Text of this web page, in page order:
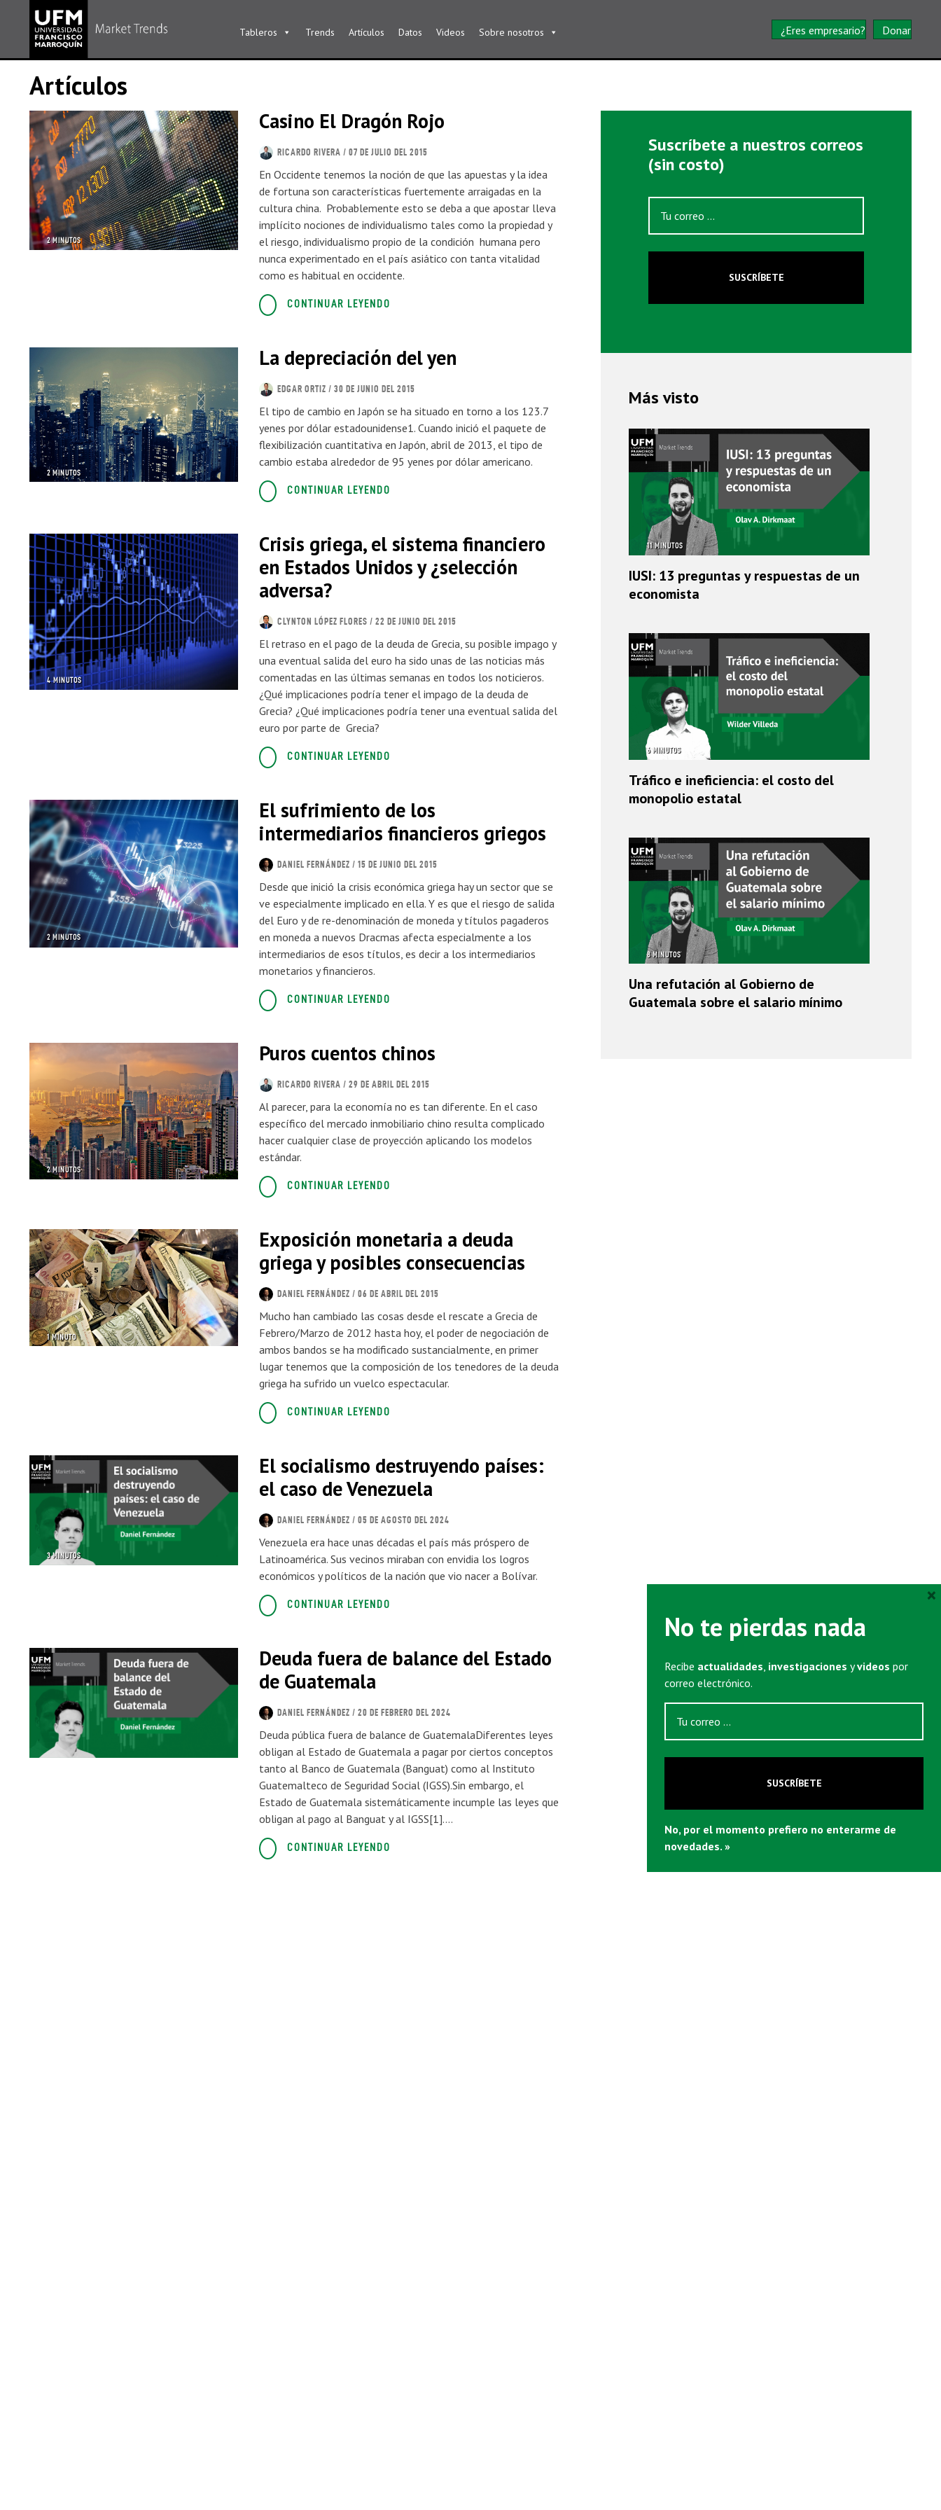
Tableros Trends Artículos Datos Videos Sobre nosotros ¿Eres empresario? Donar
Artículos
2 MINUTOS
Casino El Dragón Rojo
RICARDO RIVERA / 07 DE JULIO DEL 2015
En Occidente tenemos la noción de que las apuestas y la idea
de fortuna son características fuertemente arraigadas en la
cultura china. Probablemente esto se deba a que apostar lleva
implícito nociones de individualismo tales como la propiedad y
el riesgo, individualismo propio de la condición humana pero
nunca experimentado en el país asiático con tanta vitalidad
como es habitual en occidente.
CONTINUAR LEYENDO
2 MINUTOS
La depreciación del yen
EDGAR ORTIZ / 30 DE JUNIO DEL 2015
El tipo de cambio en Japón se ha situado en torno a los 123.7
yenes por dólar estadounidense1. Cuando inició el paquete de
flexibilización cuantitativa en Japón, abril de 2013, el tipo de
cambio estaba alrededor de 95 yenes por dólar americano.
CONTINUAR LEYENDO
4 MINUTOS
Crisis griega, el sistema financiero
en Estados Unidos y ¿selección
adversa?
CLYNTON LÓPEZ FLORES / 22 DE JUNIO DEL 2015
El retraso en el pago de la deuda de Grecia, su posible impago y
una eventual salida del euro ha sido unas de las noticias más
comentadas en las últimas semanas en todos los noticieros.
¿Qué implicaciones podría tener el impago de la deuda de
Grecia? ¿Qué implicaciones podría tener una eventual salida del
euro por parte de Grecia?
CONTINUAR LEYENDO
2 MINUTOS
El sufrimiento de los
intermediarios financieros griegos
DANIEL FERNÁNDEZ / 15 DE JUNIO DEL 2015
Desde que inició la crisis económica griega hay un sector que se
ve especialmente implicado en ella. Y es que el riesgo de salida
del Euro y de re-denominación de moneda y títulos pagaderos
en moneda a nuevos Dracmas afecta especialmente a los
intermediarios de esos títulos, es decir a los intermediarios
monetarios y financieros.
CONTINUAR LEYENDO
2 MINUTOS
Puros cuentos chinos
RICARDO RIVERA / 29 DE ABRIL DEL 2015
Al parecer, para la economía no es tan diferente. En el caso
específico del mercado inmobiliario chino resulta complicado
hacer cualquier clase de proyección aplicando los modelos
estándar.
CONTINUAR LEYENDO
1 MINUTO
Exposición monetaria a deuda
griega y posibles consecuencias
DANIEL FERNÁNDEZ / 06 DE ABRIL DEL 2015
Mucho han cambiado las cosas desde el rescate a Grecia de
Febrero/Marzo de 2012 hasta hoy, el poder de negociación de
ambos bandos se ha modificado sustancialmente, en primer
lugar tenemos que la composición de los tenedores de la deuda
griega ha sufrido un vuelco espectacular.
CONTINUAR LEYENDO
3 MINUTOS
El socialismo destruyendo países:
el caso de Venezuela
DANIEL FERNÁNDEZ / 05 DE AGOSTO DEL 2024
Venezuela era hace unas décadas el país más próspero de
Latinoamérica. Sus vecinos miraban con envidia los logros
económicos y políticos de la nación que vio nacer a Bolívar.
CONTINUAR LEYENDO
Deuda fuera de balance del Estado
de Guatemala
DANIEL FERNÁNDEZ / 20 DE FEBRERO DEL 2024
Deuda pública fuera de balance de GuatemalaDiferentes leyes
obligan al Estado de Guatemala a pagar por ciertos conceptos
tanto al Banco de Guatemala (Banguat) como al Instituto
Guatemalteco de Seguridad Social (IGSS).Sin embargo, el
Estado de Guatemala sistemáticamente incumple las leyes que
obligan al pago al Banguat y al IGSS[1]….
CONTINUAR LEYENDO
Suscríbete a nuestros correos
(sin costo)
SUSCRÍBETE
Más visto
11 MINUTOS
IUSI: 13 preguntas y respuestas de un
economista
6 MINUTOS
Tráfico e ineficiencia: el costo del
monopolio estatal
8 MINUTOS
Una refutación al Gobierno de
Guatemala sobre el salario mínimo
No te pierdas nada
Recibe actualidades, investigaciones yvideos por
correo electrónico.
SUSCRÍBETE
No, por el momento prefiero no enterarme de
novedades. »
×